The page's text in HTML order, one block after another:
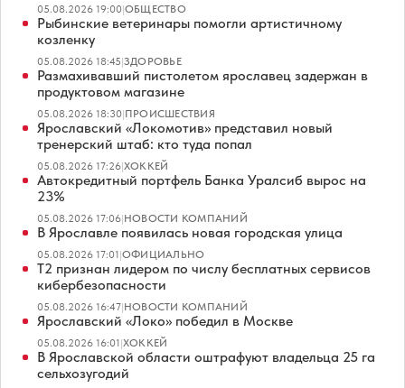
05.08.2026 19:00|ОБЩЕСТВО
Рыбинские ветеринары помогли артистичному
козленку
05.08.2026 18:45|ЗДОРОВЬЕ
Размахивавший пистолетом ярославец задержан в
продуктовом магазине
05.08.2026 18:30|ПРОИСШЕСТВИЯ
Ярославский «Локомотив» представил новый
тренерский штаб: кто туда попал
05.08.2026 17:26|ХОККЕЙ
Автокредитный портфель Банка Уралсиб вырос на
23%
05.08.2026 17:06|НОВОСТИ КОМПАНИЙ
В Ярославле появилась новая городская улица
05.08.2026 17:01|ОФИЦИАЛЬНО
Т2 признан лидером по числу бесплатных сервисов
кибербезопасности
05.08.2026 16:47|НОВОСТИ КОМПАНИЙ
Ярославский «Локо» победил в Москве
05.08.2026 16:01|ХОККЕЙ
В Ярославской области оштрафуют владельца 25 га
сельхозугодий